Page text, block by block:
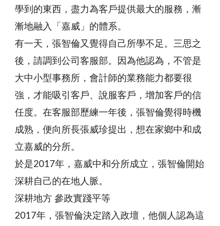
學到的東西，盡力為客戶提供最大的服務，漸
漸地融入「嘉威」的體系。
有一天，張智倫又覺得自己所學不足。三思之
後，請調到公司客服部。因為他認為，不管是
大中小型事務所，會計師的業務能力都要很
強，才能吸引客戶、說服客戶，增加客戶的信
任度。在客服部歷練一年後，張智倫覺得時機
成熟，便向所長張威珍提出，想在家鄉中和成
立嘉威的分所。
於是2017年，嘉威中和分所成立，張智倫開始
深耕自己的在地人脈。
深耕地方 參政實踐平等
2017年，張智倫決定踏入政壇，他個人認為這